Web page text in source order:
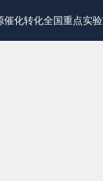
化转化全国重点实